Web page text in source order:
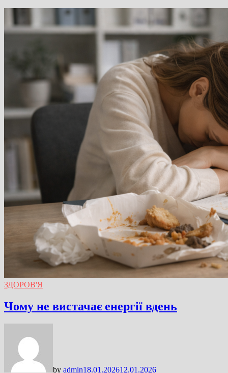
ЗДОРОВ'Я
Чому не вистачає енергії вдень
by admin18.01.202612.01.2026